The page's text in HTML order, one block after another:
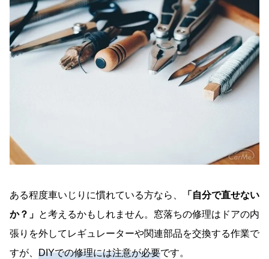
ある程度車いじりに慣れている方なら、
「自分で直せない
か？」 と考えるかもしれません。窓落ちの修理はドアの内
張りを外してレギュレーターや関連部品を交換する作業で
すが、 DIYでの修理には注意が必要です。